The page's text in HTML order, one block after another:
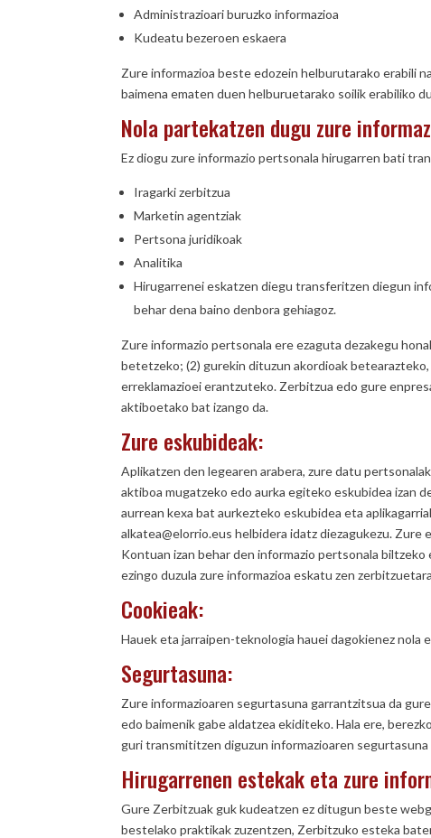
Administrazioari buruzko informazioa
Kudeatu bezeroen eskaera
Zure informazioa beste edozein helburutarako erabili
baimena ematen duen helburuetarako soilik erabiliko
Nola partekatzen dugu zure
Ez diogu zure informazio pertsonala hirugarren bati
Iragarki zerbitzua
Marketin agentziak
Pertsona juridikoak
Analitika
Hirugarrenei eskatzen diegu transferitzen diegun
behar dena baino denbora gehiagoz.
Zure informazio pertsonala ere ezaguta dezakegu
betetzeko; (2) gurekin dituzun akordioak
erreklamazioei erantzuteko. Zerbitzua edo gure
aktiboetako bat izango da.
Zure eskubideak:
Aplikatzen den legearen arabera, zure datu
aktiboa mugatzeko edo aurka egiteko eskubidea izan
aurrean kexa bat aurkezteko eskubidea eta
alkatea@elorrio.eus helbidera idatz diezagukezu.
Kontuan izan behar den informazio pertsonala
ezingo duzula zure informazioa eskatu zen
Cookieak:
Hauek eta jarraipen-teknologia hauei dagokienez
Segurtasuna:
Zure informazioaren segurtasuna garrantzitsua da
edo baimenik gabe aldatzea ekiditeko. Hala ere,
guri transmititzen diguzun informazioaren
Hirugarrenen estekak eta zure
Gure Zerbitzuak guk kudeatzen ez ditugun beste
bestelako praktikak zuzentzen, Zerbitzuko esteka